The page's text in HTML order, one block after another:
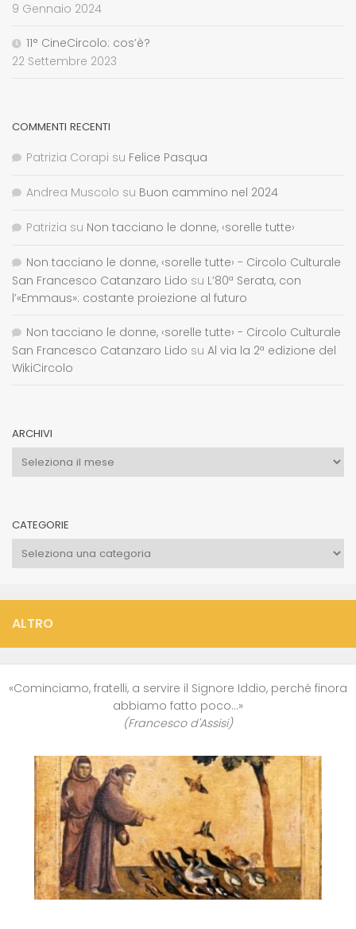
9 Gennaio 2024
11° CineCircolo: cos’è?
22 Settembre 2023
COMMENTI RECENTI
Patrizia Corapi su Felice Pasqua
Andrea Muscolo su Buon cammino nel 2024
Patrizia su Non tacciano le donne, ‹sorelle tutte›
Non tacciano le donne, ‹sorelle tutte› - Circolo Culturale
San Francesco Catanzaro Lido su L’80ª Serata, con
l’«Emmaus»: costante proiezione al futuro
Non tacciano le donne, ‹sorelle tutte› - Circolo Culturale
San Francesco Catanzaro Lido su Al via la 2ª edizione del
WikiCircolo
ARCHIVI
Archivi
CATEGORIE
Categorie
ALTRO
«Cominciamo, fratelli, a servire il Signore Iddio, perché finora
abbiamo fatto poco…»
(Francesco d'Assisi)